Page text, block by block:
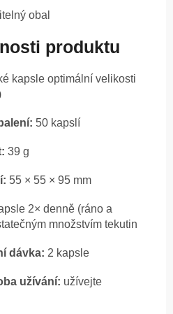
obal
produktu
kapsle optimální velikosti
50 kapslí
39 g
55 × 55 × 95 mm
2× denně (ráno a
množstvím tekutin
dávka: 2 kapsle
užívání: užívejte